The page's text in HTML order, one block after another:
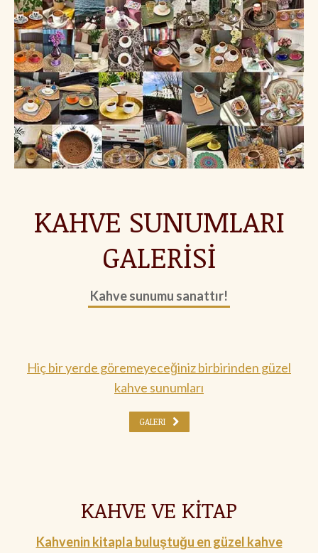
KAHVE SUNUMLARI
GALERİSİ
Kahve sunumu sanattır!
Hiç bir yerde göremeyeceğiniz birbirinden güzel
kahve sunumları
GALERI
KAHVE VE KİTAP
Kahvenin kitapla buluştuğu en güzel kahve